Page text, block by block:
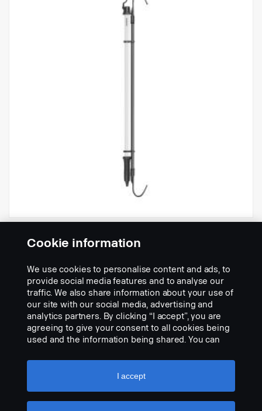
OSRAM LEDinspect Pro Bonnet 1400
Part Description:
Oprawa oświetleniowa pokrywy komory silnika LED o bardzo
cienkiej i wytrzymałej konstrukcji z wbudowanym kablem 5
m.Dowolny kierunek stosowania dzięki obrotowemu haczykowi i
wysuwanemu uchwytowi teleskopowemu (1,15…1,8 m).
Cookie information
We use cookies to personalise content and ads, to
provide social media features and to analyse our
traffic. We also share information about your use of
our site with our social media, advertising and
analytics partners. By clicking “I accept”, you are
agreeing to give your consent to all cookies being
used and the information being shared. You can
settings” and selecting the categories you’d like to
accept. For a more detailed explanation of how we
I accept